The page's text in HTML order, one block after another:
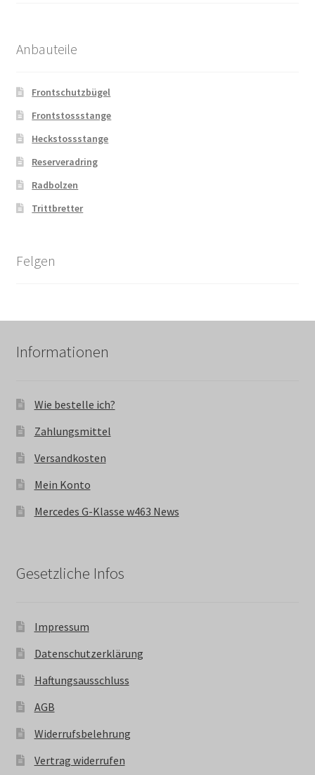
Anbauteile
Frontschutzbügel
Frontstossstange
Heckstossstange
Reserveradring
Radbolzen
Trittbretter
Felgen
Informationen
Wie bestelle ich?
Zahlungsmittel
Versandkosten
Mein Konto
Mercedes G-Klasse w463 News
Gesetzliche Infos
Impressum
Datenschutzerklärung
Haftungsausschluss
AGB
Widerrufsbelehrung
Vertrag widerrufen